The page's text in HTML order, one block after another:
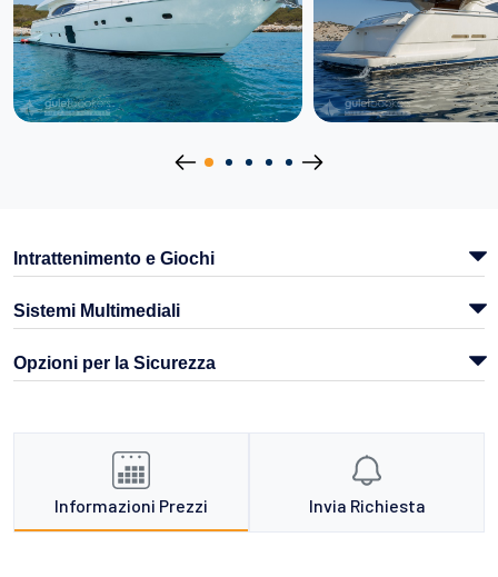
Intrattenimento e Giochi
Sistemi Multimediali
Opzioni per la Sicurezza
Informazioni Prezzi Invia Richiesta